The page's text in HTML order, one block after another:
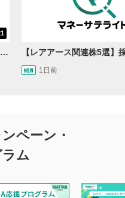
【8/10～8/14】株も！為替も！サクッと！来週のマーケット見通し＜Next View＞
1日前
ペーン・
ム